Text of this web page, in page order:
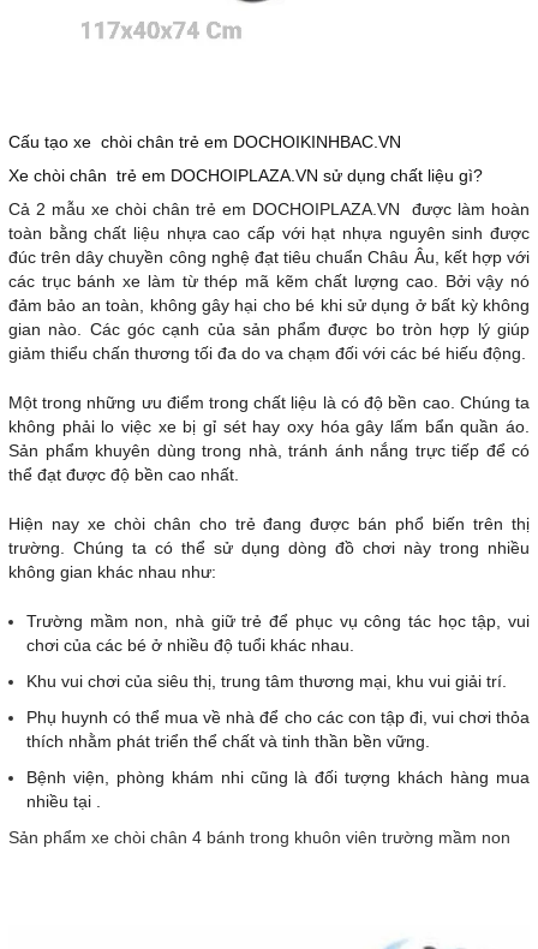
Cấu tạo xe chòi chân trẻ em DOCHOIKINHBAC.VN
Xe chòi chân trẻ em DOCHOIPLAZA.VN sử dụng chất liệu gì?
Cả 2 mẫu xe chòi chân trẻ em DOCHOIPLAZA.VN được làm hoàn
toàn bằng chất liệu nhựa cao cấp với hạt nhựa nguyên sinh được
đúc trên dây chuyền công nghệ đạt tiêu chuẩn Châu Âu, kết hợp với
các trục bánh xe làm từ thép mã kẽm chất lượng cao. Bởi vậy nó
đảm bảo an toàn, không gây hại cho bé khi sử dụng ở bất kỳ không
gian nào. Các góc cạnh của sản phẩm được bo tròn hợp lý giúp
giảm thiểu chấn thương tối đa do va chạm đối với các bé hiếu động.
Một trong những ưu điểm trong chất liệu là có độ bền cao. Chúng ta
không phải lo việc xe bị gỉ sét hay oxy hóa gây lấm bẩn quần áo.
Sản phẩm khuyên dùng trong nhà, tránh ánh nắng trực tiếp để có
thể đạt được độ bền cao nhất.
Hiện nay xe chòi chân cho trẻ đang được bán phổ biến trên thị
trường. Chúng ta có thể sử dụng dòng đồ chơi này trong nhiều
không gian khác nhau như:
Trường mầm non, nhà giữ trẻ để phục vụ công tác học tập, vui
chơi của các bé ở nhiều độ tuổi khác nhau.
Khu vui chơi của siêu thị, trung tâm thương mại, khu vui giải trí.
Phụ huynh có thể mua về nhà để cho các con tập đi, vui chơi thỏa
thích nhằm phát triển thể chất và tinh thần bền vững.
Bệnh viện, phòng khám nhi cũng là đối tượng khách hàng mua
nhiều tại .
Sản phẩm xe chòi chân 4 bánh trong khuôn viên trường mầm non